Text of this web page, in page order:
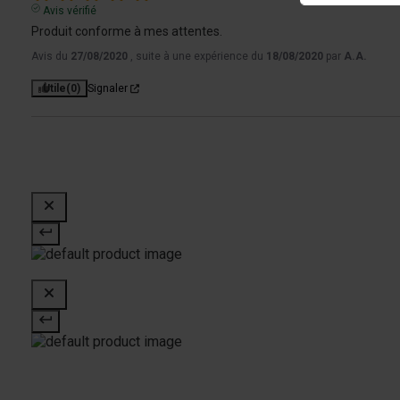
Avis vérifié
Produit conforme à mes attentes.
Avis du 27/08/2020 , suite à une expérience du 18/08/2020 par A.A.
Utile(0) Signaler